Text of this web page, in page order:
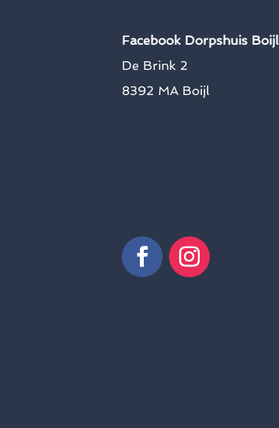
Facebook Dorpshuis Boijl
De Brink 2
8392 MA Boijl